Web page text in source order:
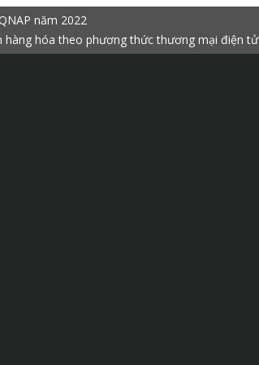
năm 2022
hàng hóa theo phương thức thương mại điện tử